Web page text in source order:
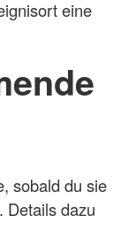
eine
sobald du sie
Details dazu